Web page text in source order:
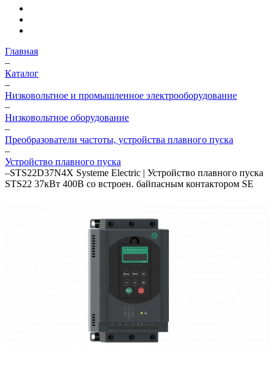
Главная
–
Каталог
–
Низковольтное и промышленное электрооборудование
–
Низковольтное оборудование
–
Преобразователи частоты, устройства плавного пуска
–
Устройство плавного пуска
–STS22D37N4X Systeme Electric | Устройство плавного пуска
STS22 37кВт 400В со встроен. байпасным контактором SE